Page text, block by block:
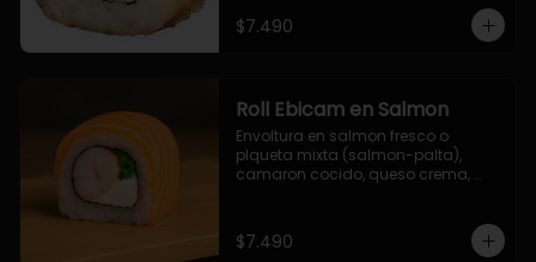
$7.490
Roll Ebicam en Salmon
Envoltura en salmon fresco o
plqueta mixta (salmon-palta),
camaron cocido, queso crema,
$7.490